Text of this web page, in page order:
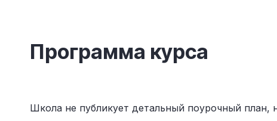
Программа курса
Школа не публикует детальный поурочный план,